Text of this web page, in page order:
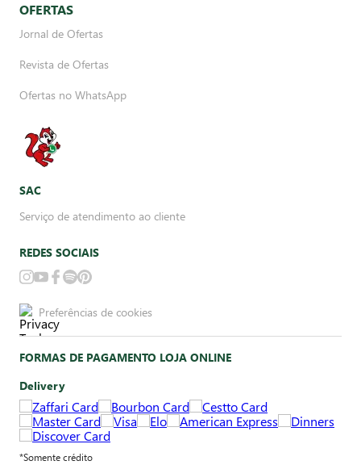
OFERTAS
Jornal de Ofertas
Revista de Ofertas
Ofertas no WhatsApp
SAC
Serviço de atendimento ao cliente
REDES SOCIAIS
Preferências de cookies
FORMAS DE PAGAMENTO LOJA ONLINE
Delivery
*Somente crédito